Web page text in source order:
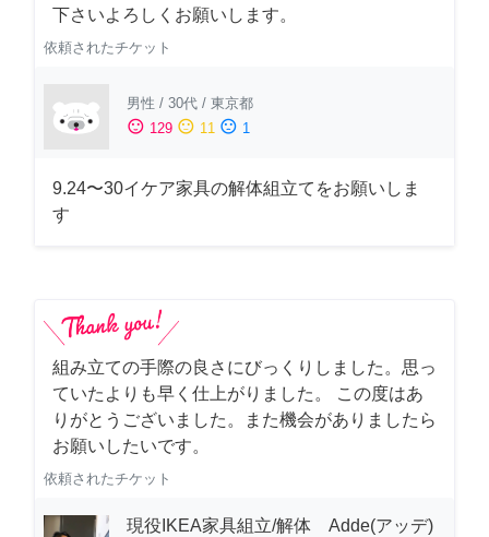
下さいよろしくお願いします。
依頼されたチケット
男性 / 30代 / 東京都
sentiment_satisfied 129 sentiment_neutral 11 sentiment_dissatisfied 1
9.24〜30イケア家具の解体組立てをお願いしま
す
組み立ての手際の良さにびっくりしました。思っ
ていたよりも早く仕上がりました。 この度はあ
りがとうございました。また機会がありましたら
お願いしたいです。
依頼されたチケット
現役IKEA家具組立/解体 Adde(アッデ)